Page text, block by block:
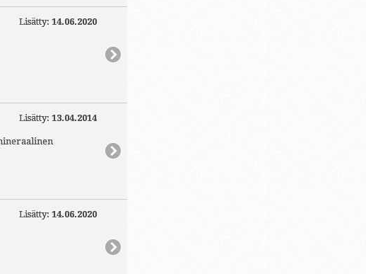
Lisätty: 14.06.2020
Lisätty: 13.04.2014
Lisätty: 14.06.2020